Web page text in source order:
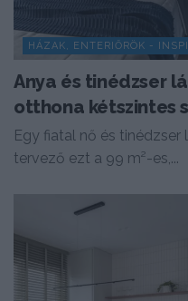
HÁZAK, ENTERIŐRÖK -
Anya és tinédzser
otthona kétszintes
Egy fiatal nő és tinédzser
tervező ezt a 99 m²-es,...